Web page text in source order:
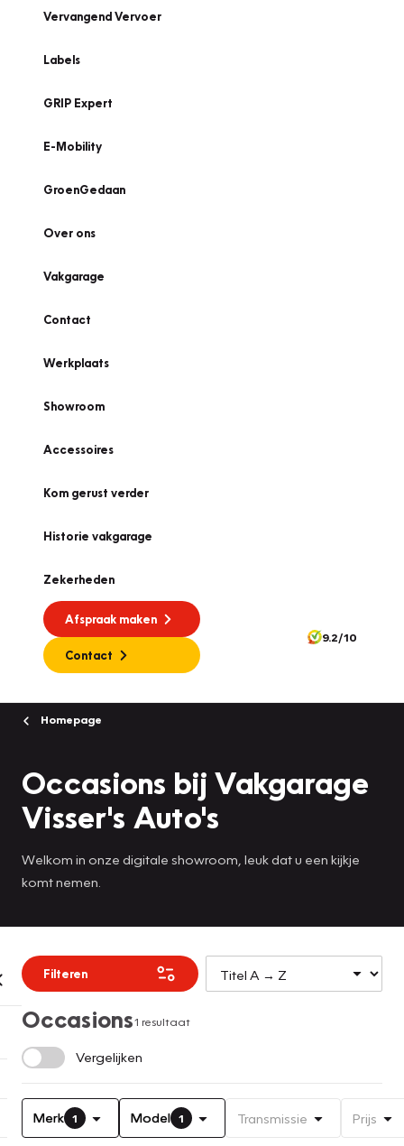
Vervangend Vervoer
Labels
GRIP Expert
E-Mobility
GroenGedaan
Over ons
Vakgarage
Contact
Werkplaats
Showroom
Accessoires
Kom gerust verder
Historie vakgarage
Zekerheden
Afspraak maken
Contact
9.2/10
Homepage
Occasions bij Vakgarage
Visser's Auto's
Welkom in onze digitale showroom, leuk dat u een kijkje
komt nemen.
Filteren
Occasions1 resultaat
Vergelijken
Merk 1 Model 1 Transmissie Prijs